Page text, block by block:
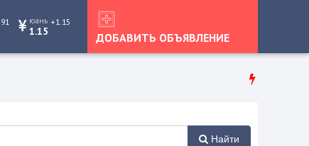
юань
1.15
+1.15
ДОБАВИТЬ ОБЪЯВЛЕНИЕ
Найти